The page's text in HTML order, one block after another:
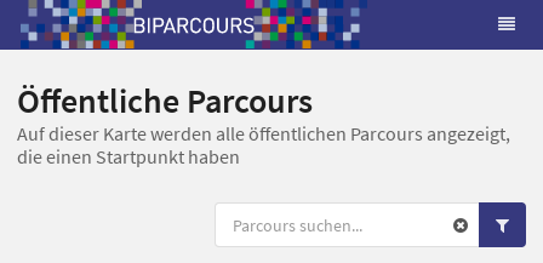
Öffentliche Parcours
Auf dieser Karte werden alle öffentlichen Parcours angezeigt,
die einen Startpunkt haben